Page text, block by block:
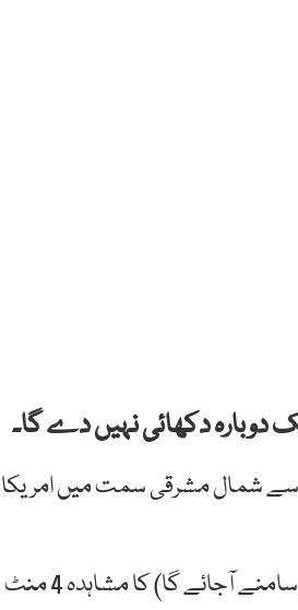
سے شمال مشرقی سمت میں امریکا
امریکا کی 15 ریاستوں میں مکمل سورج گرہن (یعنی چاند 100 فیصد سورج کے سامنے آجائے گا) کا مشاہدہ 4 منٹ